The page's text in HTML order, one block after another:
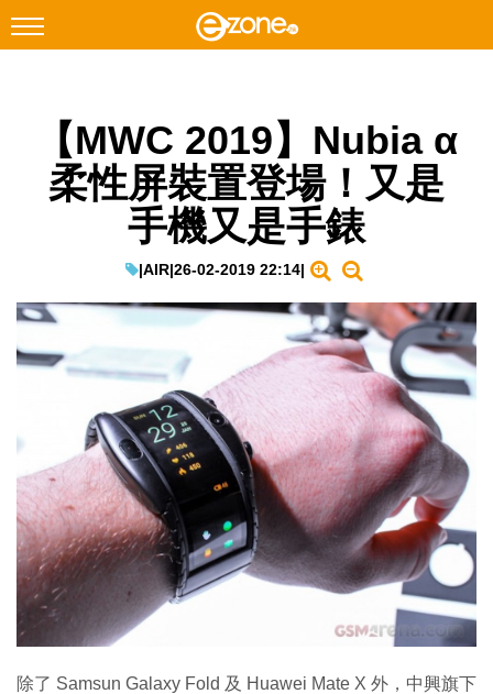
Facebook Instagram
科技焦點
教學評測
EduTech
生成式AI與雲端應用
Enterprise Digital Transformation
特集
【MWC 2019】Nubia α
柔性屏裝置登場！又是
手機又是手錶
|AIR|26-02-2019 22:14|
除了 Samsun Galaxy Fold 及 Huawei Mate X 外，中興旗下